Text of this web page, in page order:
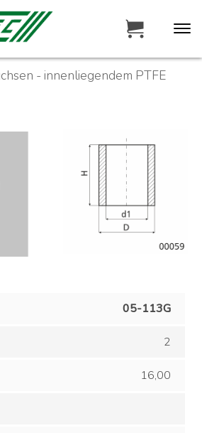
- innenliegendem PTFE
05-113G
2
16,00